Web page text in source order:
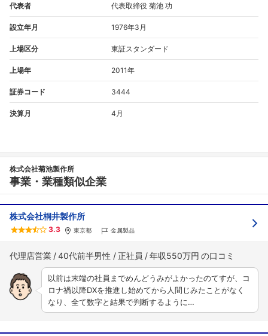
代表者 代表取締役 菊池 功
設立年月 1976年3月
上場区分 東証スタンダード
上場年 2011年
証券コード 3444
決算月 4月
株式会社菊池製作所
事業・業種類似企業
株式会社桐井製作所
3.3 東京都 金属製品
代理店営業 40代前半男性 正社員 年収550万円
以前は末端の社員までめんどうみがよかったのてすが、コ
ロナ禍以降DXを推進し始めてから人間じみたことがなく
なり、全て数字と結果で判断するように…